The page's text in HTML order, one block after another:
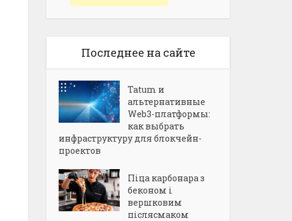
Последнее на сайте
Tatum и
альтернативные
Web3-платформы:
как выбрать
инфраструктуру для блокчейн-
проектов
Піца карбонара з
беконом і
вершковим
післясмаком